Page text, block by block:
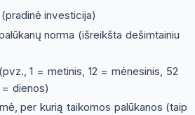
investicija)
norma (išreikšta dešimtainiu
1 = metinis, 12 = mėnesinis, 52
dienos)
per kurią taikomos palūkanos (taip